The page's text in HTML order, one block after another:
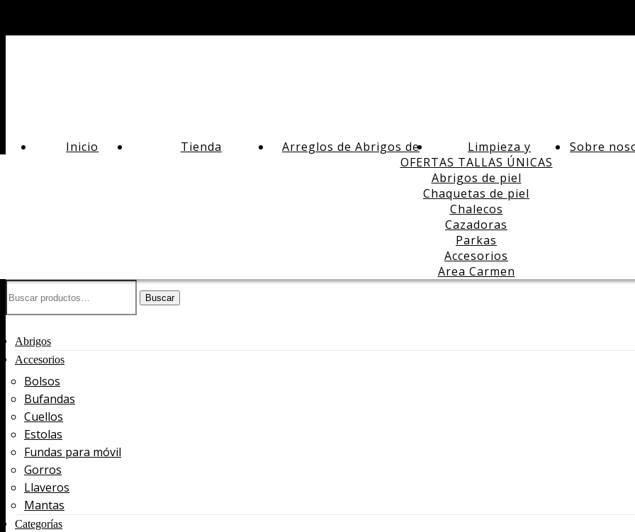
Inicio
Tienda
OFERTAS TALLAS ÚNICAS
Abrigos de piel
Chaquetas de piel
Chalecos
Cazadoras
Parkas
Accesorios
Area Carmen
Arreglos de Abrigos de
Limpieza y
conservación de
abrigos de piel en
Madrid
Sobre
Buscar
por:
Buscar
Abrigos
Accesorios
Bolsos
Bufandas
Cuellos
Estolas
Fundas para móvil
Gorros
Llaveros
Mantas
Categorías